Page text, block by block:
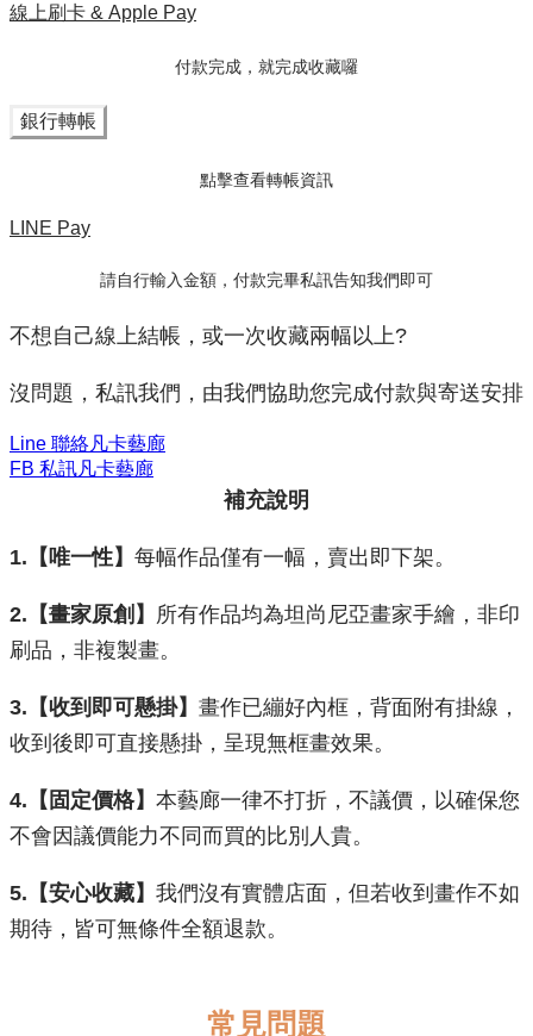
線上刷卡 & Apple Pay
付款完成，就完成收藏囉
銀行轉帳
點擊查看轉帳資訊
LINE Pay
請自行輸入金額，付款完畢私訊告知我們即可
不想自己線上結帳，或一次收藏兩幅以上?
沒問題，私訊我們，由我們協助您完成付款與寄送安排
Line 聯絡凡卡藝廊
FB 私訊凡卡藝廊
補充說明
1.【唯一性】 每幅作品僅有一幅，賣出即下架。
2.【畫家原創】 所有作品均為坦尚尼亞畫家手繪，非印
刷品，非複製畫。
3.【收到即可懸掛】 畫作已繃好內框，背面附有掛線，
收到後即可直接懸掛，呈現無框畫效果。
​4.【固定價格】 本藝廊一律不打折，不議價，以確保您
不會因議價能力不同而買的比別人貴。
5.【安心收藏】 我們沒有實體店面，但若收到畫作不如
期待，皆可無條件全額退款。
常見問題